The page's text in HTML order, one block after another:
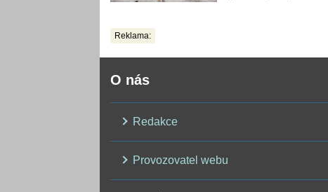
Reklama:
O nás
Redakce
Provozovatel webu